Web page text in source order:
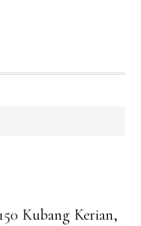
Kubang Kerian,